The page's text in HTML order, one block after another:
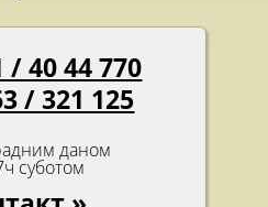
/ 40 44 770
/ 321 125
даном
суботом